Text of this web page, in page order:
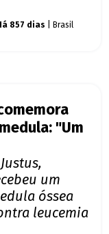
857 dias | Brasil
"Um
um
óssea
leucemia